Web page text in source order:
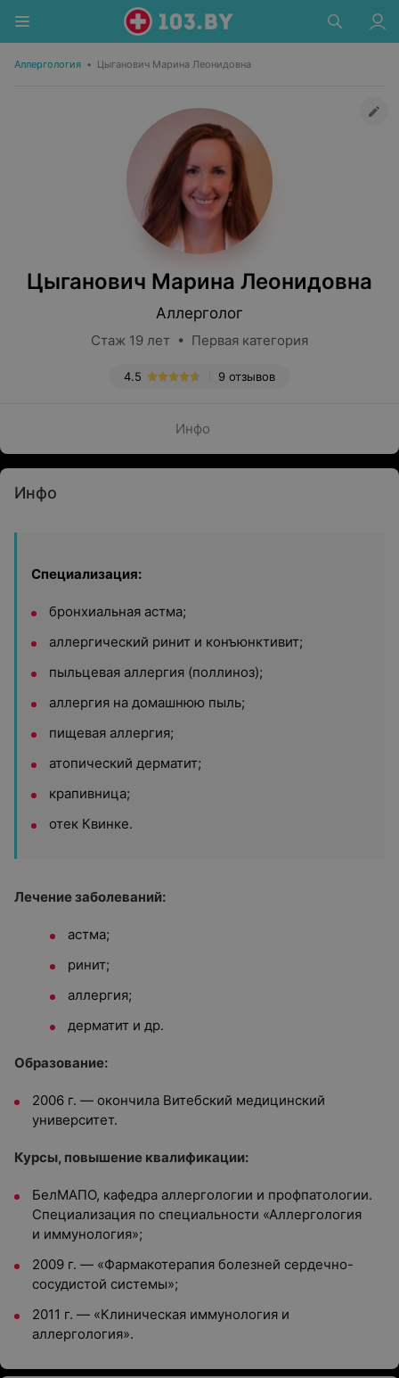
Аллергология • Цыганович Марина Леонидовна
Цыганович Марина Леонидовна
Аллерголог
Стаж 19 лет • Первая категория
9 отзывов
4.5
Инфо
Инфо
Специализация:
бронхиальная астма;
аллергический ринит и конъюнктивит;
пыльцевая аллергия (поллиноз);
аллергия на домашнюю пыль;
пищевая аллергия;
атопический дерматит;
крапивница;
отек Квинке.
Лечение заболеваний:
астма;
ринит;
аллергия;
дерматит и др.
Образование:
2006 г. — окончила Витебский медицинский
университет.
Курсы, повышение квалификации:
БелМАПО, кафедра аллергологии и профпатологии.
Специализация по специальности «Аллергология
и иммунология»;
2009 г. — «Фармакотерапия болезней сердечно-
сосудистой системы»;
2011 г. — «Клиническая иммунология и
аллергология».